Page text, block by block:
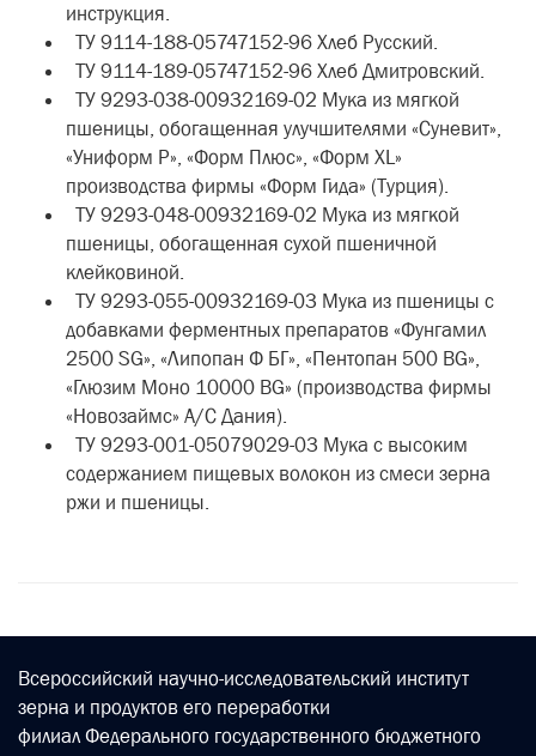
инструкция.
ТУ 9114-188-05747152-96 Хлеб Русский.
ТУ 9114-189-05747152-96 Хлеб Дмитровский.
ТУ 9293-038-00932169-02 Мука из мягкой
пшеницы, обогащенная улучшителями «Суневит»,
«Униформ Р», «Форм Плюс», «Форм XL»
производства фирмы «Форм Гида» (Турция).
ТУ 9293-048-00932169-02 Мука из мягкой
пшеницы, обогащенная сухой пшеничной
клейковиной.
ТУ 9293-055-00932169-03 Мука из пшеницы с
добавками ферментных препаратов «Фунгамил
2500 SG», «Липопан Ф БГ», «Пентопан 500 BG»,
«Глюзим Моно 10000 BG» (производства фирмы
«Новозаймс» А/С Дания).
ТУ 9293-001-05079029-03 Мука с высоким
содержанием пищевых волокон из смеси зерна
ржи и пшеницы.
Всероссийский научно-исследовательский институт
зерна и продуктов его переработки
филиал Федерального государственного бюджетного